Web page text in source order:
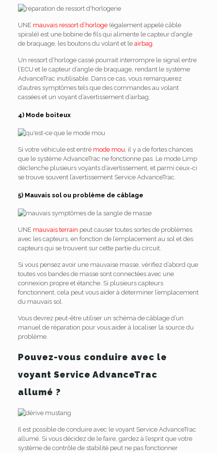
UNE mauvais ressort d’horloge(également appelé câble
spiralé) est une bobine de fils qui alimente le capteur d’angle
de braquage, les boutons du volant et le airbag.
Un ressort d’horloge cassé pourrait interrompre le signal entre
l’ECU et le capteur d’angle de braquage, rendant le système
AdvanceTrac inutilisable. Dans ce cas, vous remarquerez
d’autres symptômes tels que des commandes au volant
cassées et un voyant d’avertissement d’airbag.
4) Mode boiteux
Si votre véhicule est entré mode mou, il y a de fortes chances
que le système AdvanceTrac ne fonctionne pas. Le mode Limp
déclenche plusieurs voyants d’avertissement, et parmi ceux-ci
se trouve souvent l’avertissement Service AdvanceTrac.
5) Mauvais sol ou problème de câblage
UNE mauvais terrain peut causer toutes sortes de problèmes
avec les capteurs, en fonction de l’emplacement au sol et des
capteurs qui se trouvent sur cette partie du circuit.
Si vous pensez avoir une mauvaise masse, vérifiez d’abord que
toutes vos bandes de masse sont connectées avec une
connexion propre et étanche. Si plusieurs capteurs
fonctionnent, cela peut vous aider à déterminer l’emplacement
du mauvais sol.
Vous devrez peut-être utiliser un schéma de câblage d’un
manuel de réparation pour vous aider à localiser la source du
problème.
Pouvez-vous conduire avec le
voyant Service AdvanceTrac
allumé ?
Il est possible de conduire avec le voyant Service AdvanceTrac
allumé. Si vous décidez de le faire, gardez à l’esprit que votre
système de contrôle de stabilité peut ne pas fonctionner